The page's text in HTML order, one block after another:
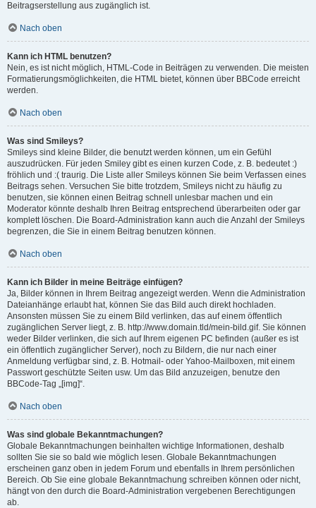
Beitragserstellung aus zugänglich ist.
Nach oben
Kann ich HTML benutzen?
Nein, es ist nicht möglich, HTML-Code in Beiträgen zu verwenden. Die meisten
Formatierungsmöglichkeiten, die HTML bietet, können über BBCode erreicht
werden.
Nach oben
Was sind Smileys?
Smileys sind kleine Bilder, die benutzt werden können, um ein Gefühl
auszudrücken. Für jeden Smiley gibt es einen kurzen Code, z. B. bedeutet :)
fröhlich und :( traurig. Die Liste aller Smileys können Sie beim Verfassen eines
Beitrags sehen. Versuchen Sie bitte trotzdem, Smileys nicht zu häufig zu
benutzen, sie können einen Beitrag schnell unlesbar machen und ein
Moderator könnte deshalb Ihren Beitrag entsprechend überarbeiten oder gar
komplett löschen. Die Board-Administration kann auch die Anzahl der Smileys
begrenzen, die Sie in einem Beitrag benutzen können.
Nach oben
Kann ich Bilder in meine Beiträge einfügen?
Ja, Bilder können in Ihrem Beitrag angezeigt werden. Wenn die Administration
Dateianhänge erlaubt hat, können Sie das Bild auch direkt hochladen.
Ansonsten müssen Sie zu einem Bild verlinken, das auf einem öffentlich
zugänglichen Server liegt, z. B. http://www.domain.tld/mein-bild.gif. Sie können
weder Bilder verlinken, die sich auf Ihrem eigenen PC befinden (außer es ist
ein öffentlich zugänglicher Server), noch zu Bildern, die nur nach einer
Anmeldung verfügbar sind, z. B. Hotmail- oder Yahoo-Mailboxen, mit einem
Passwort geschützte Seiten usw. Um das Bild anzuzeigen, benutze den
BBCode-Tag „[img]“.
Nach oben
Was sind globale Bekanntmachungen?
Globale Bekanntmachungen beinhalten wichtige Informationen, deshalb
sollten Sie sie so bald wie möglich lesen. Globale Bekanntmachungen
erscheinen ganz oben in jedem Forum und ebenfalls in Ihrem persönlichen
Bereich. Ob Sie eine globale Bekanntmachung schreiben können oder nicht,
hängt von den durch die Board-Administration vergebenen Berechtigungen
ab.